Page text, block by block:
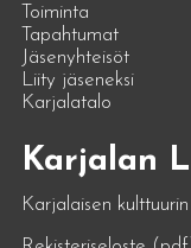
Toiminta
Tapahtumat
Jäsenyhteisöt
Liity jäseneksi
Karjalatalo
Karjalan
Karjalaisen